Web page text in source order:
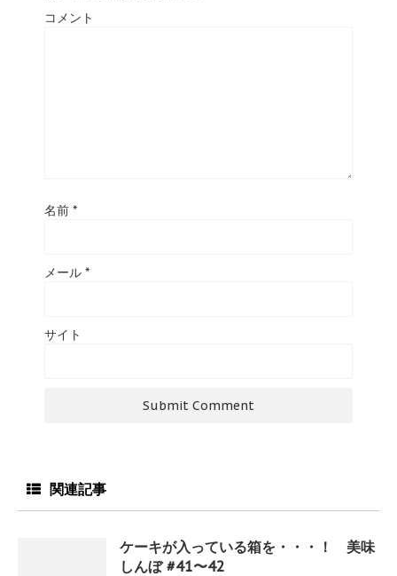
コメント
名前 *
メール *
サイト
関連記事
ケーキが入っている箱を・・・！ 美味
しんぼ #41〜42